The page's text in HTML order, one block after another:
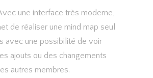
une interface très moderne,
de réaliser une mind map seul
avec une possibilité de voir
ajouts ou des changements
autres membres.